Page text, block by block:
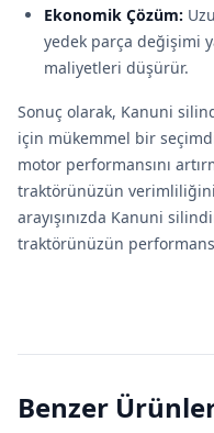
Ekonomik Çözüm:
yedek parça değişimi
maliyetleri düşürür.
Sonuç olarak, Kanuni
için mükemmel bir
motor performansını
traktörünüzün verimliliğini
arayışınızda Kanuni
traktörünüzün
Benzer